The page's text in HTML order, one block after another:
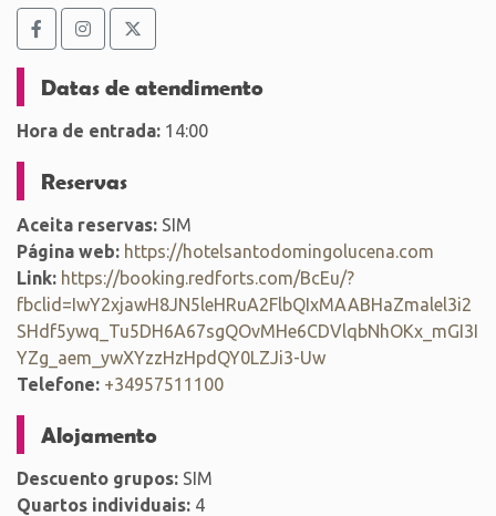
Datas de atendimento
Hora de entrada: 14:00
Reservas
Aceita reservas: SIM
Página web: https://hotelsantodomingolucena.com
Link: https://booking.redforts.com/BcEu/?
fbclid=IwY2xjawH8JN5leHRuA2FlbQIxMAABHaZmalel3i2
SHdf5ywq_Tu5DH6A67sgQOvMHe6CDVlqbNhOKx_mGI3I
YZg_aem_ywXYzzHzHpdQY0LZJi3-Uw
Telefone: +34957511100
Alojamento
Descuento grupos: SIM
Quartos individuais: 4